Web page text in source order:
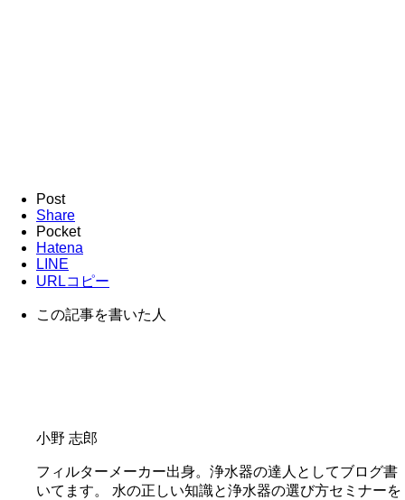
Post
Share
Pocket
Hatena
LINE
URLコピー
この記事を書いた人
小野 志郎
フィルターメーカー出身。浄水器の達人としてブログ書
いてます。 水の正しい知識と浄水器の選び方セミナーを